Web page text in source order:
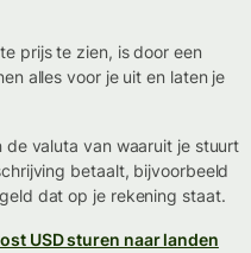
prijs te zien, is door een
alles voor je uit en laten je
valuta van waaruit je stuurt
betaalt, bijvoorbeeld
dat op je rekening staat.
USD sturen naar landen